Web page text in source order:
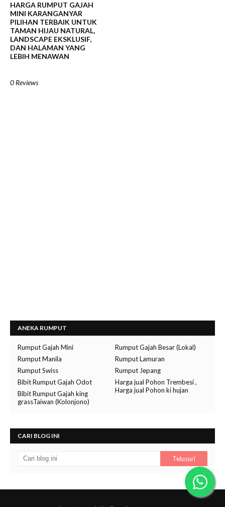
HARGA RUMPUT GAJAH
MINI KARANGANYAR
PILIHAN TERBAIK UNTUK
TAMAN HIJAU NATURAL,
LANDSCAPE EKSKLUSIF,
DAN HALAMAN YANG
LEBIH MENAWAN
0 Reviews
ANEKA RUMPUT
Rumput Gajah Mini
Rumput Gajah Besar (Lokal)
Rumput Manila
Rumput Lamuran
Rumput Swiss
Rumput Jepang
Bibit Rumput Gajah Odot
Harga jual Pohon Trembesi ,
Harga jual Pohon ki hujan
Bibit Rumput Gajah king
grassTaiwan (Kolonjono)
CARI BLOG INI